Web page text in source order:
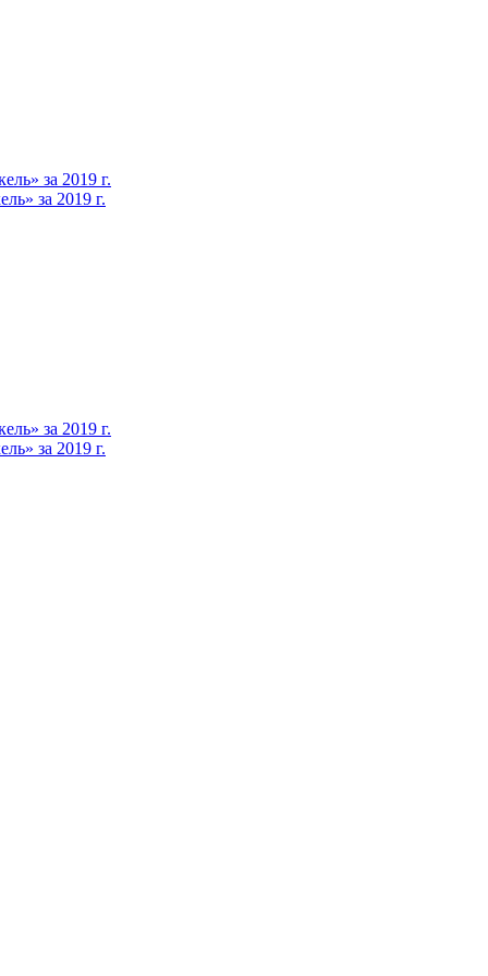
за 2019 г.
за 2019 г.
за 2019 г.
за 2019 г.